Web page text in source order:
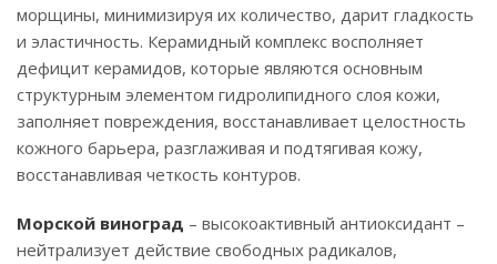
морщины, минимизируя их количество, дарит гладкость
и эластичность. Керамидный комплекс восполняет
дефицит керамидов, которые являются основным
структурным элементом гидролипидного слоя кожи,
заполняет повреждения, восстанавливает целостность
кожного барьера, разглаживая и подтягивая кожу,
восстанавливая четкость контуров.
Морской виноград – высокоактивный антиоксидант –
нейтрализует действие свободных радикалов,